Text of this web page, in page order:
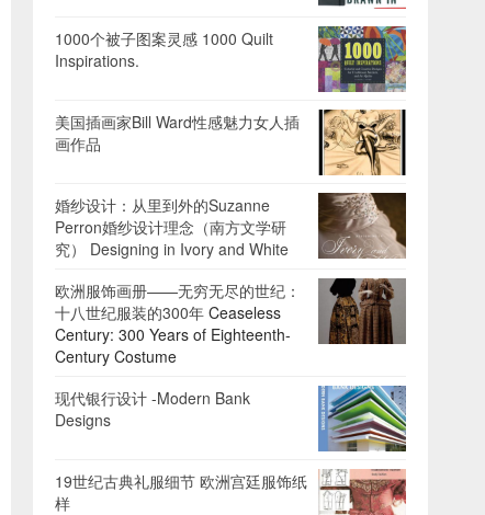
1000个被子图案灵感 1000 Quilt
Inspirations.
美国插画家Bill Ward性感魅力女人插
画作品
婚纱设计：从里到外的Suzanne
Perron婚纱设计理念（南方文学研
究） Designing in Ivory and White
欧洲服饰画册——无穷无尽的世纪：
十八世纪服装的300年 Ceaseless
Century: 300 Years of Eighteenth-
Century Costume
现代银行设计 -Modern Bank
Designs
19世纪古典礼服细节 欧洲宫廷服饰纸
样